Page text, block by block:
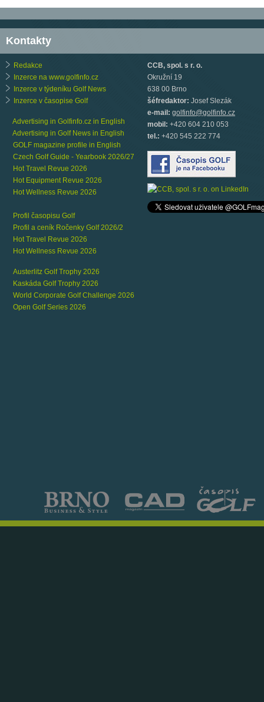
Kontakty
Redakce
Inzerce na www.golfinfo.cz
Inzerce v týdeníku Golf News
Inzerce v časopise Golf
Advertising in Golfinfo.cz in English
Advertising in Golf News in English
GOLF magazine profile in English
Czech Golf Guide - Yearbook 2026/27
Hot Travel Revue 2026
Hot Equipment Revue 2026
Hot Wellness Revue 2026
Profil časopisu Golf
Profil a ceník Ročenky Golf 2026/2
Hot Travel Revue 2026
Hot Wellness Revue 2026
Austerlitz Golf Trophy 2026
Kaskáda Golf Trophy 2026
World Corporate Golf Challenge 2026
Open Golf Series 2026
CCB, spol. s r. o.
Okružní 19
638 00 Brno
šéfredaktor: Josef Slezák
e-mail: golfinfo@golfinfo.cz
mobil: +420 604 210 053
tel.: +420 545 222 774